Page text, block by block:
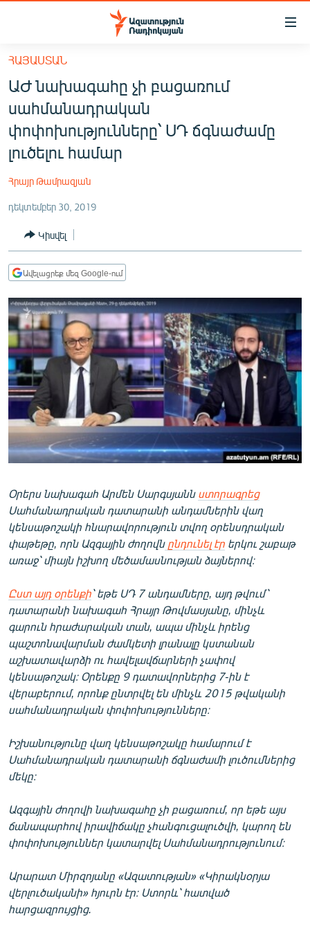
Մատչելիության
հիմնական
բովանդակությանը
Անցնել
հիմնական
մենյուին
Որոնում
ՀԱՅԱՍՏԱՆ
ՔԱՂԱՔԱԿԱՆ
ԸՆՏՐՈՒԹՅՈՒՆՆԵՐ 2026
ՊԱՏԵՐԱԶՄԻ 6 ՇԱԲԱԹՆԵՐԸ
ՏԱՐԱԾԱՇՐՋԱՆ
ՄԻՋԱԶԳԱՅԻՆ
ՄՇԱԿՈՒՅԹ
ՍՊՈՐՏ
ՄԵԿՆԱԲԱՆՈՒԹՅՈՒՆ
ՏՏ ԵՒ ԻՆՏԵՐՆԵՏ
ԿՈՐՈՆԱՎԻՐՈՒՍ
ՏԵՍԱՆՅՈՒԹԵՐ
ԲԱՆԱՎԵՃ
ՁԳՏԵԼՈՎ ԼԱՎԱԳՈՒՅՆԻՆ
ՓՈԴՔԱՍԹ
Հայերեն
English
Русский
ՀԵՏԵՎԵՔ ՄԵԶ
ՀԱՅԱՍՏԱՆ
ԱԺ նախագահը չի բացառում
սահմանադրական
փոփոխությունները՝ ՍԴ ճգնաժամը
լուծելու համար
Հրայր Թամրազյան
դեկտեմբեր 30, 2019
Կիսվել
Ավելացրեք մեզ Google-ում
Օրերս նախագահ Արմեն Սարգսյանն ստորագրեց
Սահմանադրական դատարանի անդամներին վաղ
կենսաթոշակի հնարավորություն տվող օրենսդրական
փաթեթը, որն Ազգային ժողովնընդունել էր երկու շաբաթ
առաջ՝ միայն իշխող մեծամասնության ձայներով։​
Ըստ այդ օրենքի՝ եթե ՍԴ 7 անդամները, այդ թվում՝
դատարանի նախագահ Հրայր Թովմասյանը, մինչև
գարուն հրաժարական տան, ապա մինչև իրենց
պաշտոնավարման ժամկետի լրանալը կստանան
աշխատավարձի ու հավելավճարների չափով
կենսաթոշակ։ Օրենքը 9 դատավորներից 7-ին է
վերաբերում, որոնք ընտրվել են մինչև 2015 թվականի
սահմանադրական փոփոխությունները։
Իշխանությունը վաղ կենսաթոշակը համարում է
Սահմանադրական դատարանի ճգնաժամի լուծումներից
մեկը։
Ազգային ժողովի նախագահը չի բացառում, որ եթե այս
ճանապարհով իրավիճակը չհանգուցալուծվի, կարող են
փոփոխություններ կատարվել Սահմանադրությունում։
Արարատ Միրզոյանը «Ազատության» «Կիրակնօրյա
վերլուծականի» հյուրն էր։ Ստորև՝ հատված
հարցազրույցից.